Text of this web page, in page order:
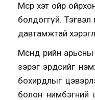
Мөсөөр хэт ойр
болдоггүй.
давтамжтай
Мөсөндөө өөрийн
зэрэг эрдсийг
бохирдлыг
болон нимбэгний